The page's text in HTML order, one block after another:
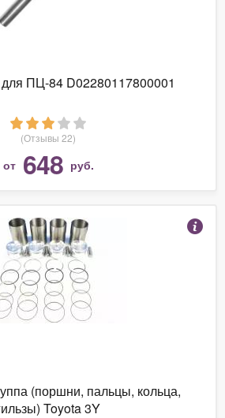
ПЦ-84 D02280117800001
(Отзывы 22)
от 648 руб.
(поршни, пальцы, кольца,
Toyota 3Y